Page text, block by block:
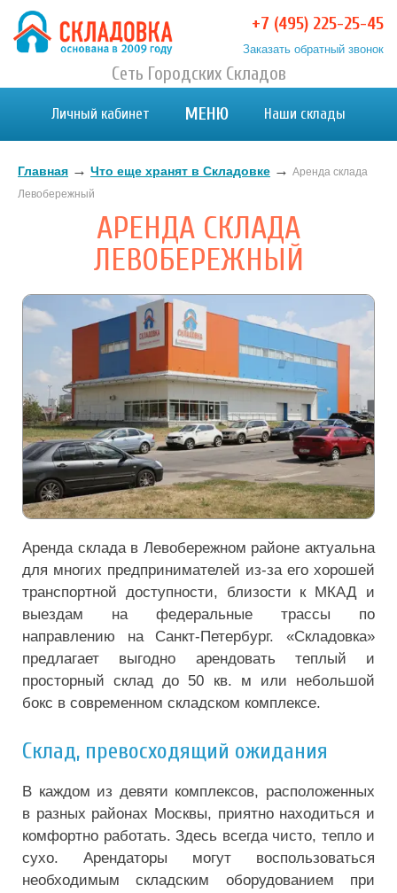
Хранение вещей в Москве и МО. Склад временного
Хранение вещей в Москве и МО. Склад временного хранения. Складовка
+7 (495) 225-25-45
Заказать обратный звонок
Сеть Городских Складов
Личный кабинет МЕНЮ Наши склады
Главная → Что еще хранят в Складовке → Аренда склада
Левобережный
АРЕНДА СКЛАДА
ЛЕВОБЕРЕЖНЫЙ
Аренда склада в Левобережном районе актуальна
для многих предпринимателей из-за его хорошей
транспортной доступности, близости к МКАД и
выездам на федеральные трассы по
направлению на Санкт-Петербург. «Складовка»
предлагает выгодно арендовать теплый и
просторный склад до 50 кв. м или небольшой
бокс в современном складском комплексе.
Склад, превосходящий ожидания
В каждом из девяти комплексов, расположенных
в разных районах Москвы, приятно находиться и
комфортно работать. Здесь всегда чисто, тепло и
сухо. Арендаторы могут воспользоваться
необходимым складским оборудованием при